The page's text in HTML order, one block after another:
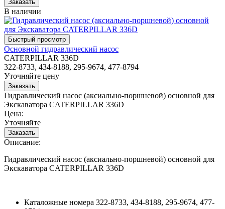
В наличии
Основной гидравлический насос
CATERPILLAR 336D
322-8733, 434-8188, 295-9674, 477-8794
Уточняйте цену
Гидравлический насос (аксиально-поршневой) основной для
Экскаватора CATERPILLAR 336D
Цена:
Уточняйте
Описание:
Гидравлический насос (аксиально-поршневой) основной для
Экскаватора CATERPILLAR 336D
Каталожные номера 322-8733, 434-8188, 295-9674, 477-